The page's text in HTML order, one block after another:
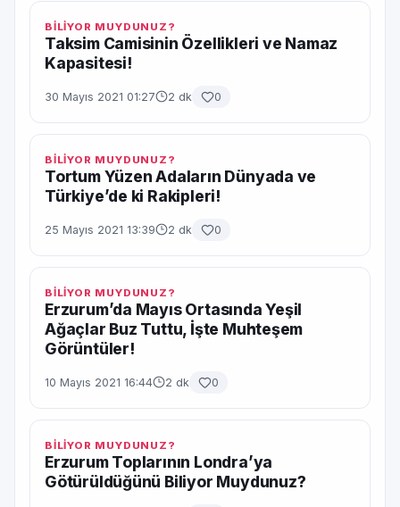
BİLİYOR MUYDUNUZ?
Taksim Camisinin Özellikleri ve Namaz
Kapasitesi!
30 Mayıs 2021 01:27 2 dk 0
BİLİYOR MUYDUNUZ?
Tortum Yüzen Adaların Dünyada ve
Türkiye’de ki Rakipleri!
25 Mayıs 2021 13:39 2 dk 0
BİLİYOR MUYDUNUZ?
Erzurum’da Mayıs Ortasında Yeşil
Ağaçlar Buz Tuttu, İşte Muhteşem
Görüntüler!
10 Mayıs 2021 16:44 2 dk 0
BİLİYOR MUYDUNUZ?
Erzurum Toplarının Londra’ya
Götürüldüğünü Biliyor Muydunuz?